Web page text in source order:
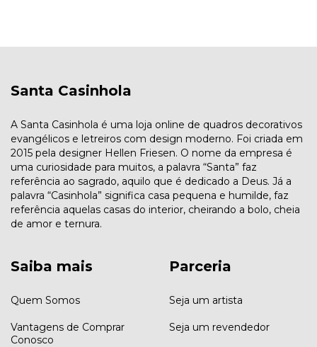
Santa Casinhola
A Santa Casinhola é uma loja online de quadros decorativos
evangélicos e letreiros com design moderno. Foi criada em
2015 pela designer Hellen Friesen. O nome da empresa é
uma curiosidade para muitos, a palavra “Santa” faz
referência ao sagrado, aquilo que é dedicado a Deus. Já a
palavra “Casinhola” significa casa pequena e humilde, faz
referência aquelas casas do interior, cheirando a bolo, cheia
de amor e ternura.
Saiba mais
Quem Somos
Vantagens de Comprar
Conosco
Parceria
Seja um artista
Seja um revendedor